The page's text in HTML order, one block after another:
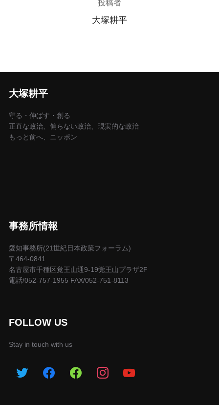
投稿者
大塚耕平
大塚耕平
守る・伸ばす・創る
正直な政治、偏らない政治、現実的な政治
もっと前へ、ニッポン
事務所情報
愛知事務所(21世紀日本政策フォーラム)
〒464-0841
名古屋市千種区覚王山通9-19覚王山プラザ2F
電話/052-757-1955 FAX/052-751-8113
FOLLOW US
Stay in touch with us